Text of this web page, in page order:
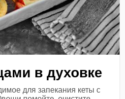
в духовке
для запекания кеты с